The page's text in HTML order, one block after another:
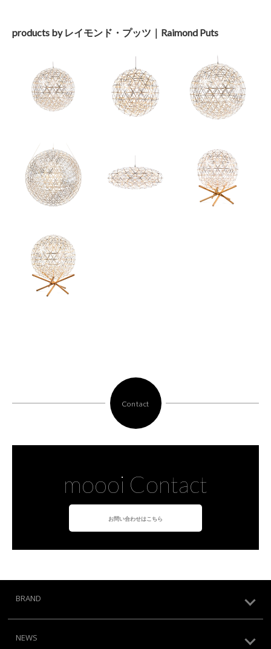
products by レイモンド・プッツ｜Raimond Puts
Contact
moooi Contact
お問い合わせはこちら
BRAND
NEWS